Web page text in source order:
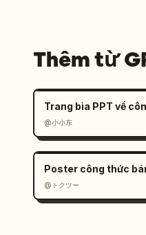
              "subtitle": "1 Xích đạo mưa nhiều, cận nhiệt đới có nhiều hoang
mạc",
            },
            {
              "images": "1 ảnh: cây cối bị gió thổi nghiêng trên bờ biển",
              "text": "1 đoạn văn bản giải thích về gió Tây ôn đới"
            },
Thêm từ
@小小东
@トクツー